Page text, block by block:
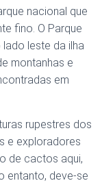
nacional que
fino. O Parque
leste da ilha
montanhas e
em
rupestres dos
e exploradores
de cactos aqui,
entanto, deve-se